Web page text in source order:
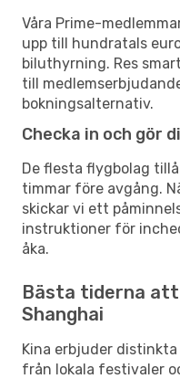
Våra Prime-
upp till hundratals
biluthyrning. Res
till
bokningsalternativ.
Checka in och gör
De flesta flygbolag
timmar före avgång.
skickar vi ett
instruktioner för
åka.
Bästa tiderna
Shanghai
Kina erbjuder
från lokala festivaler